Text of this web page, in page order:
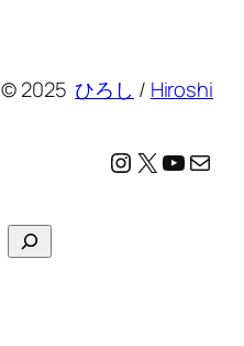
© 2025ひろし / Hiroshi
Instagram
X メール